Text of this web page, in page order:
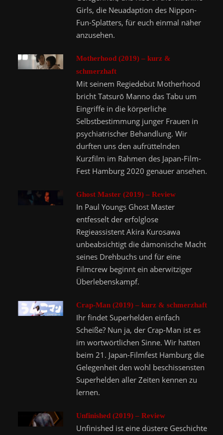
Girls, die Neuadaption des Nippon-
Fun-Splatters, für euch einmal näher
anzusehen.
Motherhood (2019) – kurz &
schmerzhaft
Mit seinem Regiedebüt Motherhood
bricht Tatsurō Manno das Tabu um
Eingriffe in die körperliche
Selbstbestimmung junger Frauen in
psychiatrischer Behandlung. Wir
durften uns den aufrüttelnden
Kurzfilm im Rahmen des Japan-Film-
Fest Hamburg 2020 genauer ansehen.
Ghost Master (2019) – Review
In Paul Youngs Ghost Master
entfesselt der erfolglose
Regieassistent Akira Kurosawa
unbeabsichtigt die dämonische Macht
seines Drehbuchs und für eine
Filmcrew beginnt ein aberwitziger
Überlebenskampf.
Crap-Man (2019) – kurz & schmerzhaft
Ihr findet Superhelden einfach
Scheiße? Nun ja, der Crap-Man ist es
im wortwörtlichen Sinne. Wir hatten
beim 21. Japan-Filmfest Hamburg die
Gelegenheit den wohl beschissensten
Superhelden aller Zeiten kennen zu
lernen.
Unfinished (2019) – Review
Unfinished ist eine düstere Geschichte